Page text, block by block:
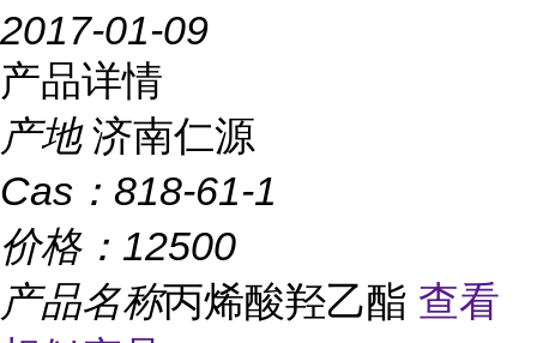
2017-01-09
产品详情
产地 济南仁源
Cas： 818-61-1
价格： 12500
产品名称丙烯酸羟乙酯 查看